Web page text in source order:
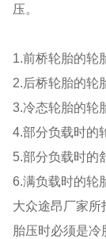
压。
1.前桥轮胎的轮
2.后桥轮胎的轮
3.冷态轮胎的轮
4.部分负载时的
5.部分负载时的
6.满负载时的轮
大众途昂厂家所
胎压时必须是